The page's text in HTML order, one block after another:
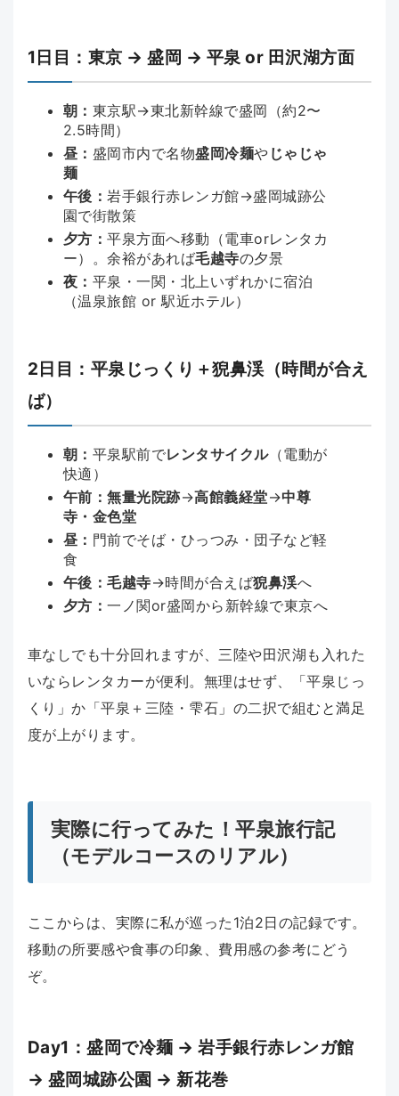
1日目：東京 → 盛岡 → 平泉 or 田沢湖方面
朝： 東京駅→東北新幹線で盛岡（約2〜
2.5時間）
昼： 盛岡市内で名物盛岡冷麺や じゃじゃ
麺
午後：岩手銀行赤レンガ館→盛岡城跡公
園で街散策
夕方：平泉方面へ移動（電車orレンタカ
ー）。余裕があれば毛越寺の夕景
夜： 平泉・一関・北上いずれかに宿泊
（温泉旅館 or 駅近ホテル）
2日目：平泉じっくり＋猊鼻渓（時間が合え
ば）
朝： 平泉駅前でレンタサイクル（電動が
快適）
午前：無量光院跡→高館義経堂→中尊
寺・金色堂
昼： 門前でそば・ひっつみ・団子など軽
食
午後：毛越寺→時間が合えば猊鼻渓へ
夕方：一ノ関or盛岡から新幹線で東京へ
車なしでも十分回れますが、三陸や田沢湖も入れた
いならレンタカーが便利。無理はせず、「平泉じっ
くり」か「平泉＋三陸・雫石」の二択で組むと満足
度が上がります。
実際に行ってみた！平泉旅行記
（モデルコースのリアル）
ここからは、実際に私が巡った1泊2日の記録です。
移動の所要感や食事の印象、費用感の参考にどう
ぞ。
Day1：盛岡で冷麺 → 岩手銀行赤レンガ館
→ 盛岡城跡公園 → 新花巻